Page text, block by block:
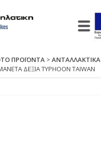
ΠΡΟΪΟΝΤΑ >ΑΝΤΑΛΛΑΚΤΙΚΑ
ΔΕΞΙΑ ΤΥΡΗΟΟΝ ΤΑΙWΑΝ